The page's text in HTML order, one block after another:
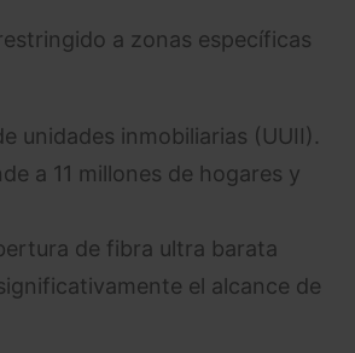
a zonas específicas
unidades inmobiliarias (UUII).
a 11 millones de hogares y
de fibra ultra barata
el alcance de